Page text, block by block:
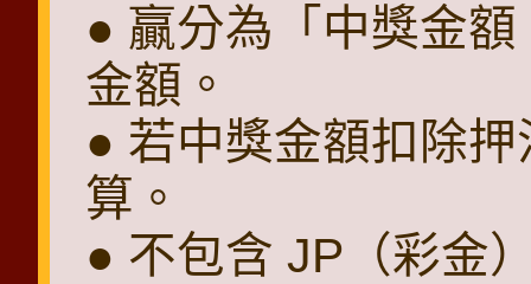
● 贏分為「中獎金
金額。
● 若中獎金額扣除
算。
● 不包含 JP（彩金